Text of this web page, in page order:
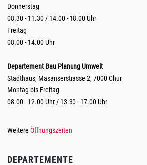
Donnerstag
08.30 - 11.30 / 14.00 - 18.00 Uhr
Freitag
08.00 - 14.00 Uhr
Departement Bau Planung Umwelt
Stadthaus, Masanserstrasse 2, 7000 Chur
Montag bis Freitag
08.00 - 12.00 Uhr / 13.30 - 17.00 Uhr
Weitere Öffnungszeiten
DEPARTEMENTE